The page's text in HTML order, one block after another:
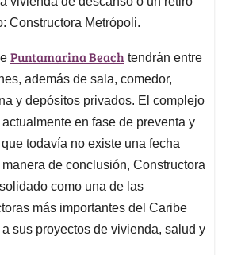
Constructora Metrópoli.
Puntamarina Beach tendrán entre
además de sala, comedor,
y depósitos privados. El complejo
en fase de preventa y
todavía no existe una fecha
de conclusión, Constructora
como una de las
más importantes del Caribe
sus proyectos de vivienda, salud y